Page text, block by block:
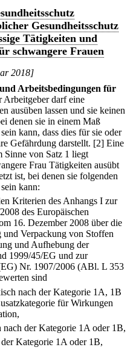
Gesundheitsschutz
Tätigkeiten und
schwangere Frauen
2018]
Arbeitsbedingungen für
Arbeitgeber darf eine
ausüben lassen und sie keinen
denen sie in einem Maß
kann, dass dies für sie oder
Gefährdung darstellt. [2] Eine
Sinne von Satz 1 liegt
Frau Tätigkeiten ausübt
ist, bei denen sie folgenden
kann:
Kriterien des Anhangs I zur
des Europäischen
16. Dezember 2008 über die
Verpackung von Stoffen
und Aufhebung der
1999/45/EG und zur
Nr. 1907/2006 (ABl. L 353
sind
nach der Kategorie 1A, 1B
für Wirkungen
nach der Kategorie 1A oder 1B,
Kategorie 1A oder 1B,